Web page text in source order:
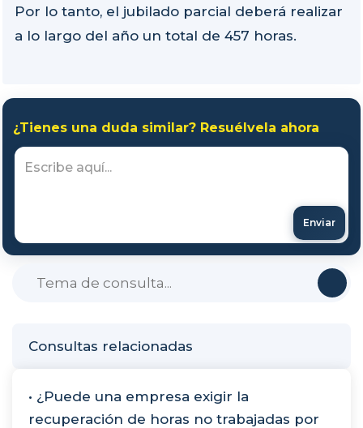
Consultas relacionadas
• ¿Puede una empresa exigir la
recuperación de horas no trabajadas por
Por lo tanto, el jubilado parcial deberá realizar
a lo largo del año un total de 457 horas.
¿Tienes una duda similar? Resuélvela ahora
Enviar